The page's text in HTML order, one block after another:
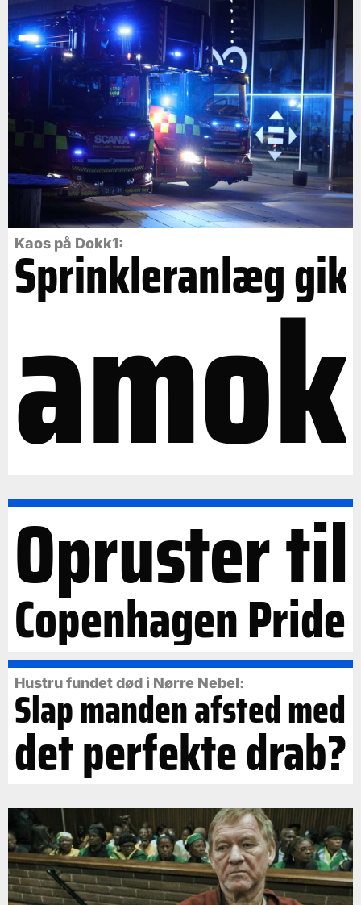
Kaos på Dokk1:
Sprinkleranlæg gik
amok
Opruster til
Copenhagen Pride
Hustru fundet død i Nørre Nebel:
Slap manden afsted med
det perfekte drab?